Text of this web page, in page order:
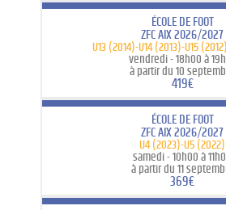
ÉCOLE DE FOOT
ZFC AIX 2026/2027
U13 (2014)-U14 (2013)-U15
vendredi - 18h00 à
à partir du 10
419€
ÉCOLE DE FOOT
ZFC AIX 2026/2027
U4 (2023)-U5 (2022)
samedi - 10h00 à
à partir du 11
369€